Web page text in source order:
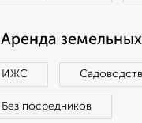
Аренда
ИЖС
Без посредников